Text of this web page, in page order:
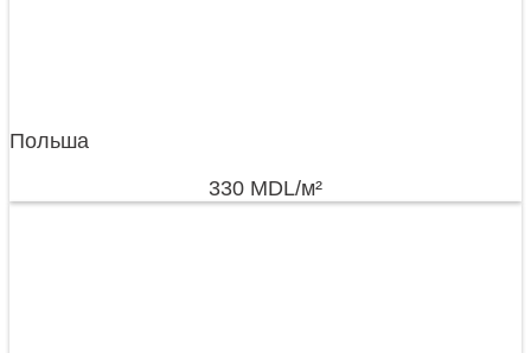
Польша
330 MDL/м²